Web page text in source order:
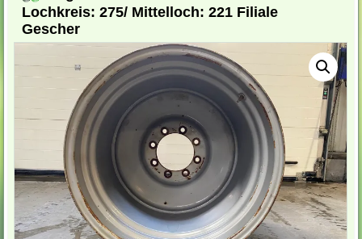
Lochkreis: 275/ Mittelloch: 221 Filiale
Gescher